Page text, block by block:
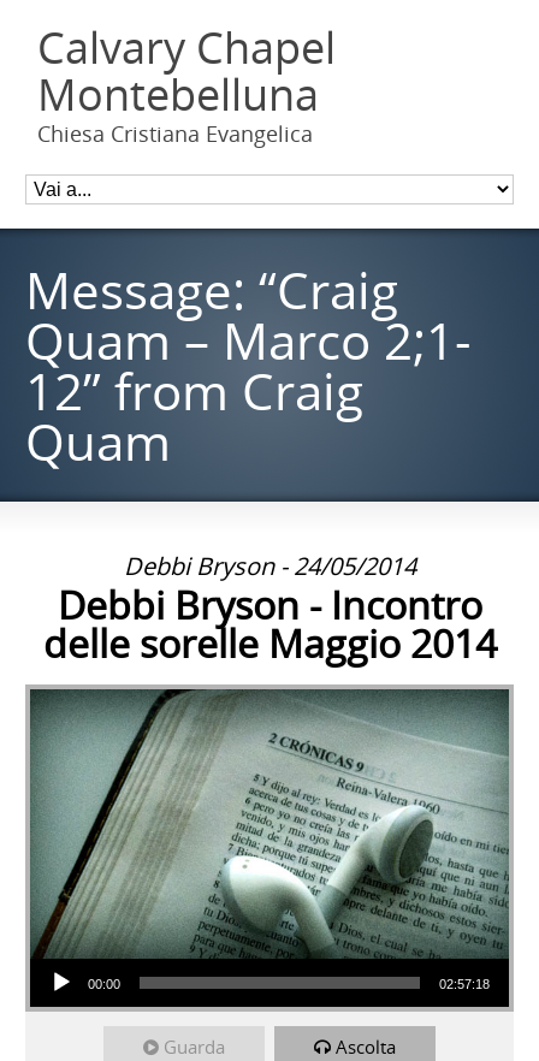
Calvary Chapel
Montebelluna
Chiesa Cristiana Evangelica
Message: “Craig
Quam – Marco 2;1-
12” from Craig
Quam
Debbi Bryson - 24/05/2014
Debbi Bryson - Incontro
delle sorelle Maggio 2014
Audio Player
00:00 02:57:18
Guarda Ascolta